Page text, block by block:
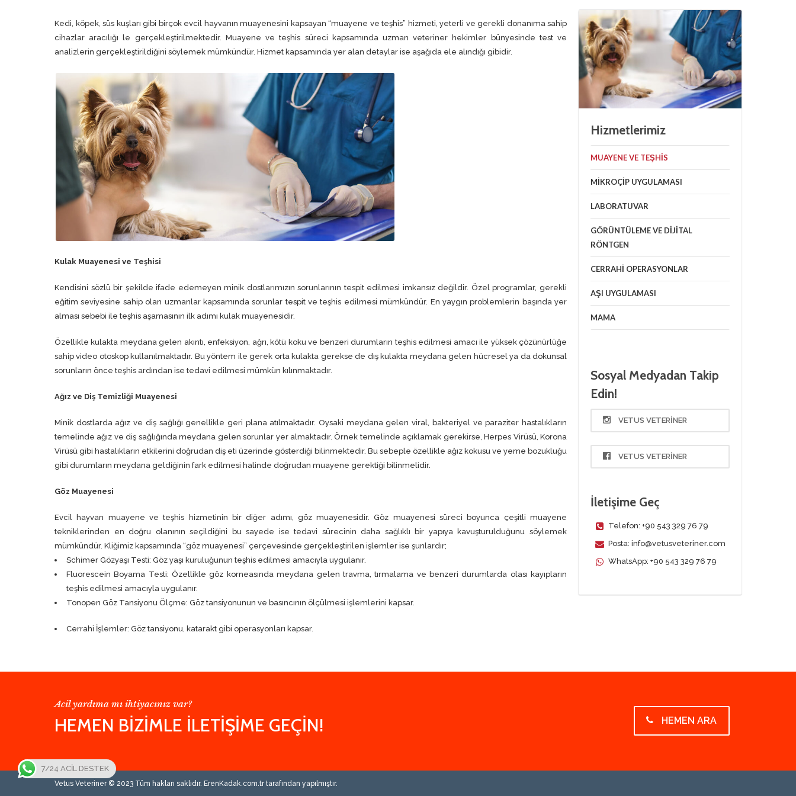
Kedi, köpek, süs kuşları gibi birçok evcil hayvanın muayenesini kapsayan “muayene ve teşhis” hizmeti, yeterli ve gerekli donanıma sahip
cihazlar aracılığı le gerçekleştirilmektedir. Muayene ve teşhis süreci kapsamında uzman veteriner hekimler bünyesinde test ve
analizlerin gerçekleştirildiğini söylemek mümkündür. Hizmet kapsamında yer alan detaylar ise aşağıda ele alındığı gibidir.
Kulak Muayenesi ve Teşhisi
Kendisini sözlü bir şekilde ifade edemeyen minik dostlarımızın sorunlarının tespit edilmesi imkansız değildir. Özel programlar, gerekli
eğitim seviyesine sahip olan uzmanlar kapsamında sorunlar tespit ve teşhis edilmesi mümkündür. En yaygın problemlerin başında yer
alması sebebi ile teşhis aşamasının ilk adımı kulak muayenesidir.
Özellikle kulakta meydana gelen akıntı, enfeksiyon, ağrı, kötü koku ve benzeri durumların teşhis edilmesi amacı ile yüksek çözünürlüğe
sahip video otoskop kullanılmaktadır. Bu yöntem ile gerek orta kulakta gerekse de dış kulakta meydana gelen hücresel ya da dokunsal
sorunların önce teşhis ardından ise tedavi edilmesi mümkün kılınmaktadır.
Ağız ve Diş Temizliği Muayenesi
Minik dostlarda ağız ve diş sağlığı genellikle geri plana atılmaktadır. Oysaki meydana gelen viral, bakteriyel ve paraziter hastalıkların
temelinde ağız ve diş sağlığında meydana gelen sorunlar yer almaktadır. Örnek temelinde açıklamak gerekirse, Herpes Virüsü, Korona
Virüsü gibi hastalıkların etkilerini doğrudan diş eti üzerinde gösterdiği bilinmektedir. Bu sebeple özellikle ağız kokusu ve yeme bozukluğu
gibi durumların meydana geldiğinin fark edilmesi halinde doğrudan muayene gerektiği bilinmelidir.
Göz Muayenesi
Evcil hayvan muayene ve teşhis hizmetinin bir diğer adımı, göz muayenesidir. Göz muayenesi süreci boyunca çeşitli muayene
tekniklerinden en doğru olanının seçildiğini bu sayede ise tedavi sürecinin daha sağlıklı bir yapıya kavuşturulduğunu söylemek
mümkündür. Kliğimiz kapsamında “göz muayenesi” çerçevesinde gerçekleştirilen işlemler ise şunlardır;
Schimer Gözyaşı Testi: Göz yaşı kuruluğunun teşhis edilmesi amacıyla uygulanır.
Fluorescein Boyama Testi: Özellikle göz korneasında meydana gelen travma, tırmalama ve benzeri durumlarda olası kayıpların
teşhis edilmesi amacıyla uygulanır.
Tonopen Göz Tansiyonu Ölçme: Göz tansiyonunun ve basıncının ölçülmesi işlemlerini kapsar.
Cerrahi İşlemler: Göz tansiyonu, katarakt gibi operasyonları kapsar.
Hizmetlerimiz
MUAYENE VE TEŞHIS
MIKROÇIP UYGULAMASI
LABORATUVAR
GÖRÜNTÜLEME VE DIJITAL
RÖNTGEN
CERRAHI OPERASYONLAR
AŞI UYGULAMASI
MAMA
Sosyal Medyadan Takip
Edin!
VETUS VETERINER
VETUS VETERINER
İletişime Geç
Telefon: +90 543 329 76 79
Posta: info@vetusveteriner.com
WhatsApp: +90 543 329 76 79
Acil yardıma mı ihtiyacınız var?
HEMEN BİZİMLE İLETİŞİME GEÇİN! HEMEN ARA
Vetus Veteriner © 2023 Tüm hakları saklıdır. ErenKadak.com.tr tarafından yapılmıştır.
7/24 ACİL DESTEK